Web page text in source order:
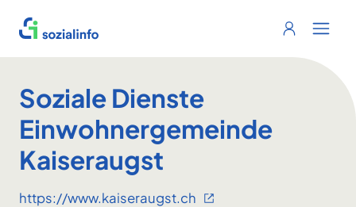
Sozialinfo
Login
Soziale Dienste
Einwohnergemeinde
Kaiseraugst
https://www.kaiseraugst.ch